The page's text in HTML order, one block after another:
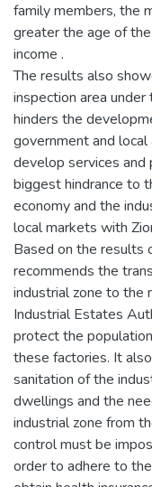
family members, the
greater the age of
income .
The results also
inspection area
hinders the
government and
develop services and
biggest hindrance to
economy and the
local markets with
Based on the results
recommends the
industrial zone to the
Industrial Estates
protect the
these factories. It
sanitation of the
dwellings and the
industrial zone from
control must be
order to adhere to